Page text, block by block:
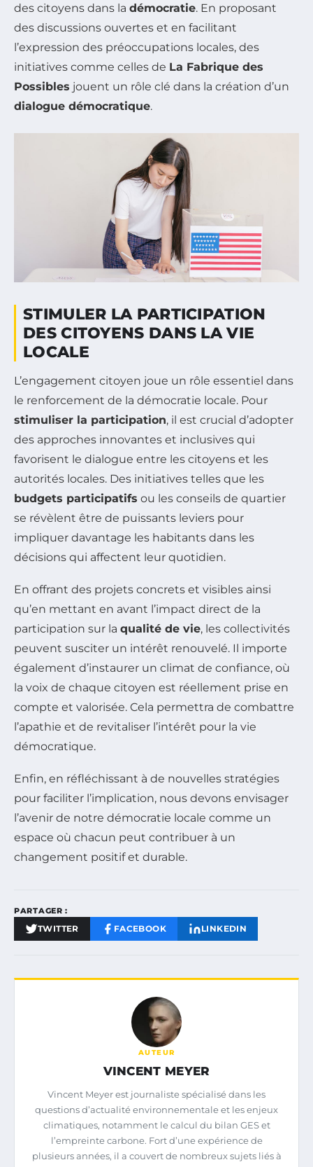
des citoyens dans la démocratie. En proposant
des discussions ouvertes et en facilitant
l’expression des préoccupations locales, des
initiatives comme celles de La Fabrique des
Possibles jouent un rôle clé dans la création d’un
dialogue démocratique.
STIMULER LA PARTICIPATION
DES CITOYENS DANS LA VIE
LOCALE
L’engagement citoyen joue un rôle essentiel dans
le renforcement de la démocratie locale. Pour
stimuliser la participation, il est crucial d’adopter
des approches innovantes et inclusives qui
favorisent le dialogue entre les citoyens et les
autorités locales. Des initiatives telles que les
budgets participatifs ou les conseils de quartier
se révèlent être de puissants leviers pour
impliquer davantage les habitants dans les
décisions qui affectent leur quotidien.
En offrant des projets concrets et visibles ainsi
qu’en mettant en avant l’impact direct de la
participation sur la qualité de vie, les collectivités
peuvent susciter un intérêt renouvelé. Il importe
également d’instaurer un climat de confiance, où
la voix de chaque citoyen est réellement prise en
compte et valorisée. Cela permettra de combattre
l’apathie et de revitaliser l’intérêt pour la vie
démocratique.
Enfin, en réfléchissant à de nouvelles stratégies
pour faciliter l’implication, nous devons envisager
l’avenir de notre démocratie locale comme un
espace où chacun peut contribuer à un
changement positif et durable.
PARTAGER :
TWITTER FACEBOOK LINKEDIN
AUTEUR
VINCENT MEYER
Vincent Meyer est journaliste spécialisé dans les
questions d’actualité environnementale et les enjeux
climatiques, notamment le calcul du bilan GES et
l’empreinte carbone. Fort d’une expérience de
plusieurs années, il a couvert de nombreux sujets liés à